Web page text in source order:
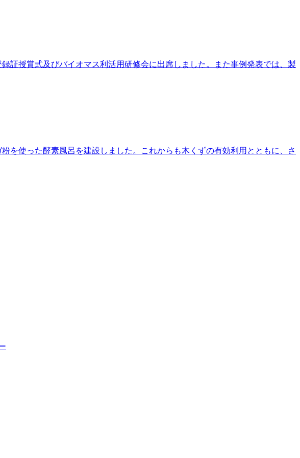
証授賞式及びバイオマス利活用研修会に出席しました。また事例発表では、製
を使った酵素風呂を建設しました。これからも木くずの有効利用とともに、さ